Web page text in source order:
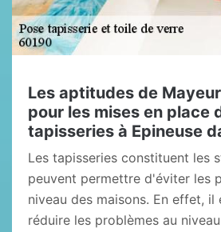
Les aptitudes de
pour les mises en place
tapisseries à Epineuse
Les tapisseries constituent les
peuvent permettre d'éviter les
niveau des maisons. En effet, il
réduire les problèmes au